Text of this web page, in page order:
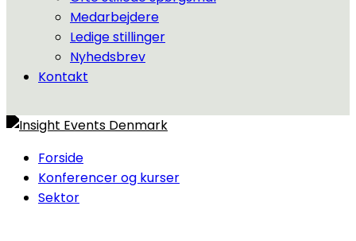
Medarbejdere
Ledige stillinger
Nyhedsbrev
Kontakt
Forside
Konferencer og kurser
Sektor